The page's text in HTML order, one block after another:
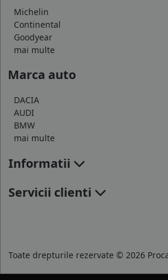
Michelin
Continental
Goodyear
mai multe
Marca auto
DACIA
AUDI
BMW
mai multe
Informatii
Servicii clienti
Toate drepturile rezervate © 2026